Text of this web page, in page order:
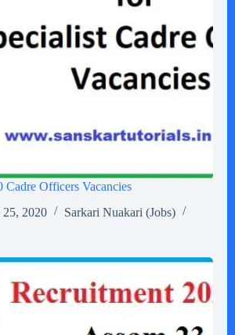
Cadre Officers Vacancies
25, 2020
Sarkari Nuakari (Jobs)